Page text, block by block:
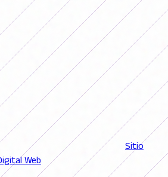
los derechos reservados. | Sitio
Web